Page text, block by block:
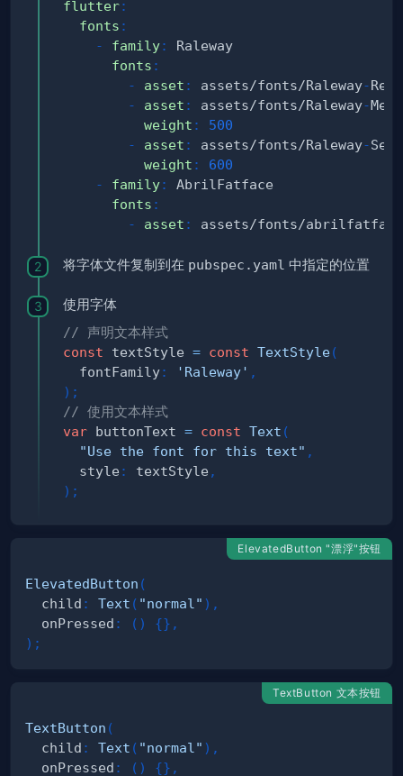
flutter:
fonts :
-
family:
fonts :
-
asset : assets/fonts/Raleway-
-
asset : assets/fonts/Raleway-
weight :
500
-
asset : assets/fonts/Raleway-
weight :
600
-
family:
fonts :
-
asset : assets/fonts/
将字体文件复制到在 pubspec.yaml 中指定的位置
使用字体
// 声明文本样式
const textStyle = const TextStyle(
  fontFamily
: 'Raleway' ,
) ;
// 使用文本样式
var buttonText = const Text (
"Use the font for this text" ,
  style
: textStyle ,
) ;
ElevatedButton "漂浮"按钮
ElevatedButton (
  child
: Text ( "normal" ) ,
  onPressed
: ( ) {} ,
) ;
TextButton 文本按钮
TextButton (
  child
: Text ( "normal" ) ,
  onPressed
: ( ) {} ,